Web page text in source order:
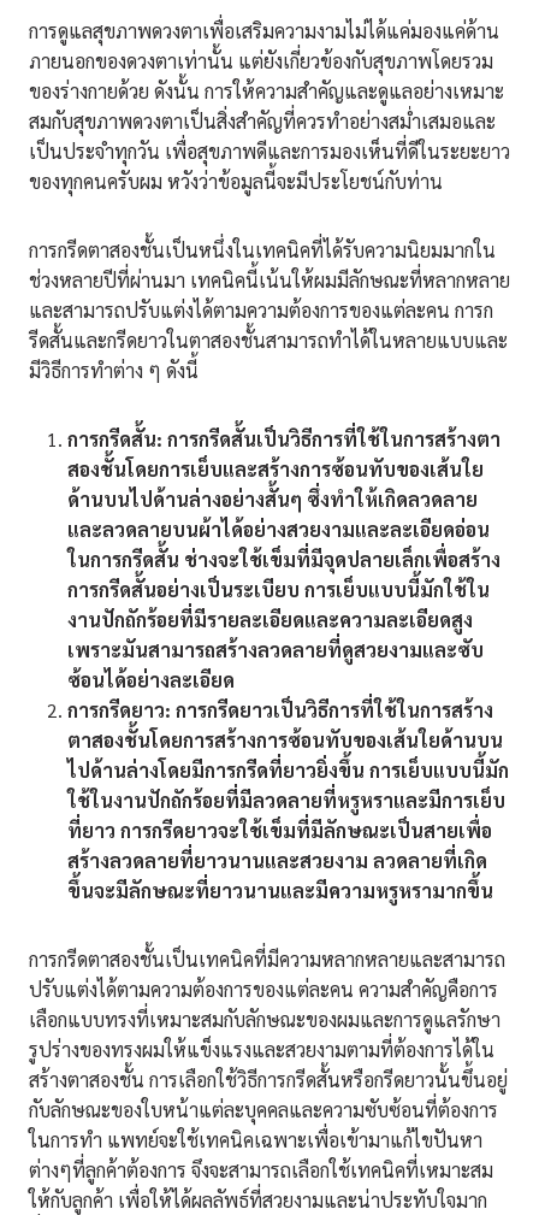
การดูแลสุขภาพดวงตาเพื่อเสริมความงามไม่ได้แค่มองแค่ด้าน
ภายนอกของดวงตาเท่านั้น แต่ยังเกี่ยวข้องกับสุขภาพโดยรวม
ของร่างกายด้วย ดังนั้น การให้ความสำคัญและดูแลอย่างเหมาะ
สมกับสุขภาพดวงตาเป็นสิ่งสำคัญที่ควรทำอย่างสม่ำเสมอและ
เป็นประจำทุกวัน เพื่อสุขภาพดีและการมองเห็นที่ดีในระยะยาว
ของทุกคนครับผม หวังว่าข้อมูลนี้จะมีประโยชน์กับท่าน
การกรีดตาสองชั้นเป็นหนึ่งในเทคนิคที่ได้รับความนิยมมากใน
ช่วงหลายปีที่ผ่านมา เทคนิคนี้เน้นให้ผมมีลักษณะที่หลากหลาย
และสามารถปรับแต่งได้ตามความต้องการของแต่ละคน การก
รีดสั้นและกรีดยาวในตาสองชั้นสามารถทำได้ในหลายแบบและ
มีวิธีการทำต่าง ๆ ดังนี้
การกรีดสั้น: การกรีดสั้นเป็นวิธีการที่ใช้ในการสร้างตา
สองชั้นโดยการเย็บและสร้างการซ้อนทับของเส้นใย
ด้านบนไปด้านล่างอย่างสั้นๆ ซึ่งทำให้เกิดลวดลาย
และลวดลายบนผ้าได้อย่างสวยงามและละเอียดอ่อน
ในการกรีดสั้น ช่างจะใช้เข็มที่มีจุดปลายเล็กเพื่อสร้าง
การกรีดสั้นอย่างเป็นระเบียบ การเย็บแบบนี้มักใช้ใน
งานปักถักร้อยที่มีรายละเอียดและความละเอียดสูง
เพราะมันสามารถสร้างลวดลายที่ดูสวยงามและซับ
ซ้อนได้อย่างละเอียด
การกรีดยาว: การกรีดยาวเป็นวิธีการที่ใช้ในการสร้าง
ตาสองชั้นโดยการสร้างการซ้อนทับของเส้นใยด้านบน
ไปด้านล่างโดยมีการกรีดที่ยาวยิ่งขึ้น การเย็บแบบนี้มัก
ใช้ในงานปักถักร้อยที่มีลวดลายที่หรูหราและมีการเย็บ
ที่ยาว การกรีดยาวจะใช้เข็มที่มีลักษณะเป็นสายเพื่อ
สร้างลวดลายที่ยาวนานและสวยงาม ลวดลายที่เกิด
ขึ้นจะมีลักษณะที่ยาวนานและมีความหรูหรามากขึ้น
การกรีดตาสองชั้นเป็นเทคนิคที่มีความหลากหลายและสามารถ
ปรับแต่งได้ตามความต้องการของแต่ละคน ความสำคัญคือการ
เลือกแบบทรงที่เหมาะสมกับลักษณะของผมและการดูแลรักษา
รูปร่างของทรงผมให้แข็งแรงและสวยงามตามที่ต้องการได้ใน
สร้างตาสองชั้น การเลือกใช้วิธีการกรีดสั้นหรือกรีดยาวนั้นขึ้นอยู่
กับลักษณะของใบหน้าแต่ละบุคคลและความซับซ้อนที่ต้องการ
ในการทำ แพทย์จะใช้เทคนิคเฉพาะเพื่อเข้ามาแก้ไขปันหา
ต่างๆที่ลูกค้าต้องการ จึงจะสามารถเลือกใช้เทคนิคที่เหมาะสม
ให้กับลูกค้า เพื่อให้ได้ผลลัพธ์ที่สวยงามและน่าประทับใจมาก